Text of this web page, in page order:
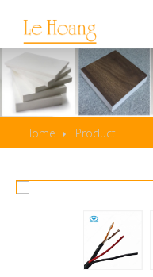
Home Product